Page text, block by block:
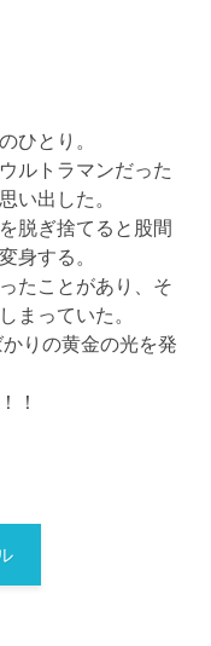
ひとり。
ルトラマンだった
い出した。
脱ぎ捨てると股間
身する。
たことがあり、そ
まっていた。
りの黄金の光を発
！